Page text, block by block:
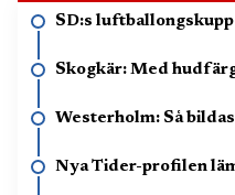
SD:s
Skogkär: Med
Westerholm: Så
Nya Tider-profilen